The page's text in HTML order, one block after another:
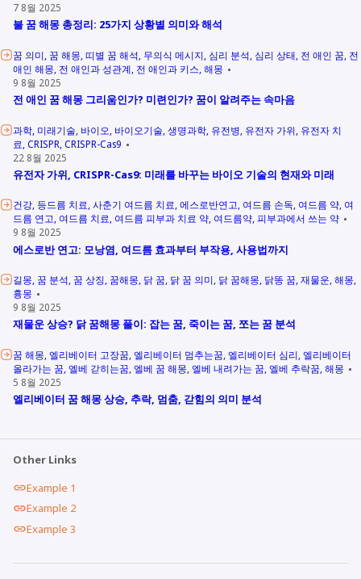
7 8월 2025
불 꿈 해몽 총정리: 25가지 상황별 의미와 해석
꿈 의미 꿈 해몽 띠별 꿈 해석 무의식 메시지 심리 분석 심리 상태 전 애인 꿈 전
애인 해몽 전 애인과 성관계 전 애인과 키스 해몽
9 8월 2025
전 애인 꿈 해몽 그리움인가? 미련인가? 꿈이 알려주는 속마음
과학 미래기술 바이오 바이오기술 생명과학 유전병 유전자 가위 유전자 치
료 CRISPR CRISPR-Cas9
22 8월 2025
유전자 가위, CRISPR-Cas9: 미래를 바꾸는 바이오 기술의 현재와 미래
건강 등드름 치료 사춘기 여드름 치료 에스로반연고 여드름 손독 여드름 약 여
드름 연고 여드름 치료 여드름 피부과 치료 약 여드름약 피부과에서 쓰는 약
9 8월 2025
에스로반 연고: 모낭염, 여드름 효과부터 부작용, 사용법까지
길몽 꿈 분석 꿈 상징 꿈해몽 닭 꿈 닭 꿈 의미 닭 꿈해몽 닭똥 꿈 재물운 해몽
흉몽
9 8월 2025
재물운 상승? 닭 꿈해몽 풀이: 잡는 꿈, 죽이는 꿈, 쪼는 꿈 분석
꿈 해몽 엘리베이터 고장꿈 엘리베이터 멈추는꿈 엘리베이터 심리 엘리베이터
올라가는 꿈 엘베 갇히는꿈 엘베 꿈 해몽 엘베 내려가는 꿈 엘베 추락꿈 해몽
5 8월 2025
엘리베이터 꿈 해몽 상승, 추락, 멈춤, 갇힘의 의미 분석
Other Links
Example 1
Example 2
Example 3